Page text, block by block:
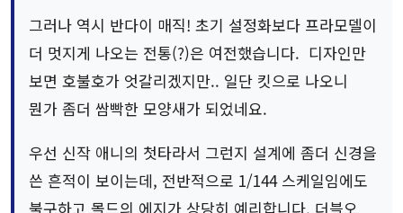
그러나 역시 반다이 매직! 초기 설정화보다 프라모델이
더 멋지게 나오는 전통(?)은 여전했습니다. 디자인만
보면 호불호가 엇갈리겠지만.. 일단 킷으로 나오니
뭔가 좀더 쌈빡한 모양새가 되었네요.
우선 신작 애니의 첫타라서 그런지 설계에 좀더 신경을
쓴 흔적이 보이는데, 전반적으로 1/144 스케일임에도
불구하고 몰드의 에지가 상당히 예리합니다. 더블오